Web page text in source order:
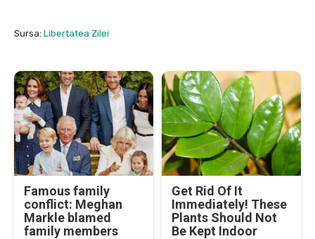
Sursa: Libertatea Zilei
Famous family
conflict: Meghan
Markle blamed
family members
Get Rid Of It
Immediately! These
Plants Should Not
Be Kept Indoor